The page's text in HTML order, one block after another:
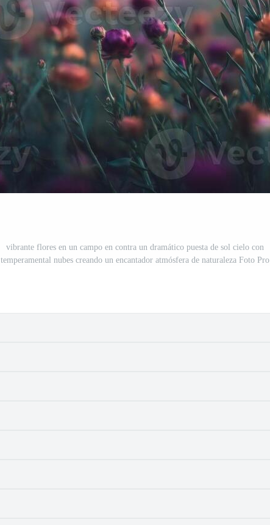
vibrante flores en un campo en contra un dramático puesta de sol cielo con
temperamental nubes creando un encantador atmósfera de naturaleza Foto Pro